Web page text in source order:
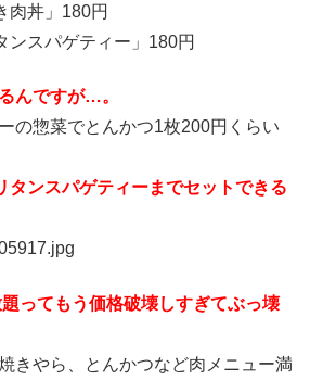
肉丼」180円
ンスパゲティー」180円
んですが…。
の惣菜でとんかつ1枚200円くらい
タンスパゲティーまでセットできる
ってもう価格破壊しすぎてぶっ壊
きやら、とんかつなど肉メニュー満